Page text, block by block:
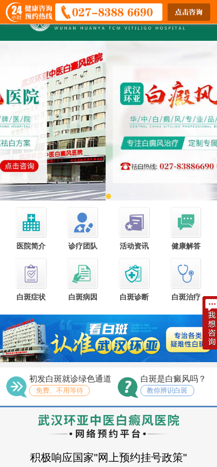
医院简介 诊疗团队 活动资讯 健康解答
白斑症状 白斑病因 白斑诊断 白斑治疗
初发白斑就诊绿色通道
免费、不用等待
白斑是白癜风吗？
教你辨识白斑
积极响应国家"网上预约挂号政策"